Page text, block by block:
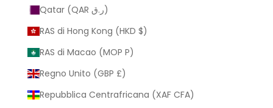
Qatar (QAR ر.ق)
RAS di Hong Kong (HKD $)
RAS di Macao (MOP P)
Regno Unito (GBP £)
Repubblica Centrafricana (XAF CFA)